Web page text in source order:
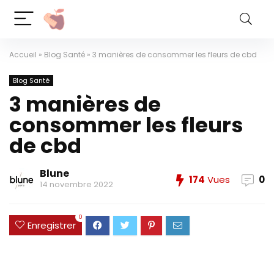
Accueil » Blog Santé » 3 manières de consommer les fleurs de cbd
Blog Santé
3 manières de
consommer les fleurs
de cbd
Blune
14 novembre 2022 174 Vues 0
Enregistrer
0